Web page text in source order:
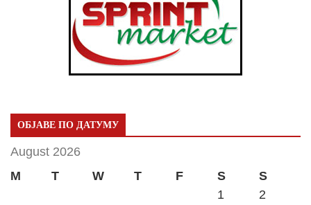
ОБЈАВЕ ПО ДАТУМУ
August 2026
M
T W T F S
S
1
2